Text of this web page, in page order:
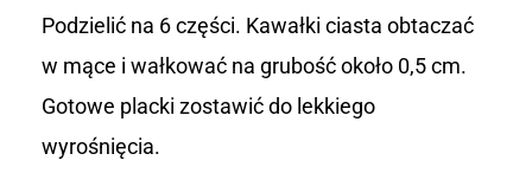
Podzielić na 6 części. Kawałki ciasta obtaczać
w mące i wałkować na grubość około 0,5 cm.
Gotowe placki zostawić do lekkiego
wyrośnięcia.